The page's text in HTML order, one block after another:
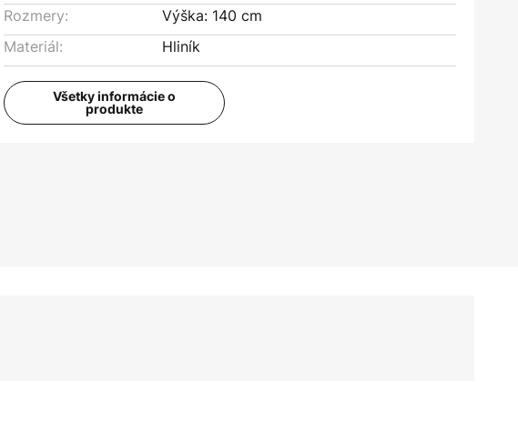
Rozmery:
Výška: 140 cm
Materiál:
Hliník
Všetky informácie o
produkte